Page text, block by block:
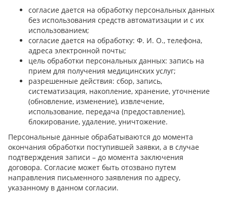
согласие дается на обработку персональных данных
без использования средств автоматизации и с их
использованием;
согласие дается на обработку: Ф. И. О., телефона,
адреса электронной почты;
цель обработки персональных данных: запись на
прием для получения медицинских услуг;
разрешенные действия: сбор, запись,
систематизация, накопление, хранение, уточнение
(обновление, изменение), извлечение,
использование, передача (предоставление),
блокирование, удаление, уничтожение.
Персональные данные обрабатываются до момента
окончания обработки поступившей заявки, а в случае
подтверждения записи – до момента заключения
договора. Согласие может быть отозвано путем
направления письменного заявления по адресу,
указанному в данном согласии.